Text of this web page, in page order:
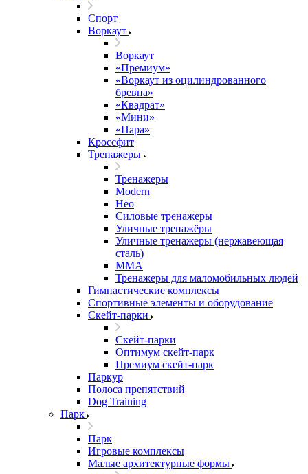
Спорт
Воркаут
Воркаут
«Премиум»
«Воркаут из оцилиндрованного
бревна»
«Квадрат»
«Мини»
«Пара»
Кроссфит
Тренажеры
Тренажеры
Modern
Нео
Силовые тренажеры
Уличные тренажёры
Уличные тренажеры (нержавеющая
сталь)
ММА
Тренажеры для маломобильных людей
Гимнастические комплексы
Спортивные элементы и оборудование
Скейт-парки
Скейт-парки
Оптимум скейт-парк
Премиум скейт-парк
Паркур
Полоса препятствий
Dog Training
Парк
Парк
Игровые комплексы
Малые архитектурные формы